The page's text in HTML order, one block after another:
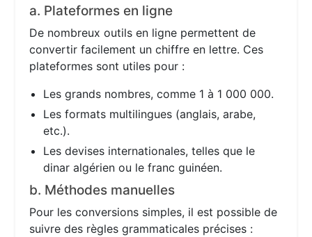
a. Plateformes en ligne
De nombreux outils en ligne permettent de
convertir facilement un chiffre en lettre. Ces
plateformes sont utiles pour :
Les grands nombres, comme 1 à 1 000 000.
Les formats multilingues (anglais, arabe,
etc.).
Les devises internationales, telles que le
dinar algérien ou le franc guinéen.
b. Méthodes manuelles
Pour les conversions simples, il est possible de
suivre des règles grammaticales précises :